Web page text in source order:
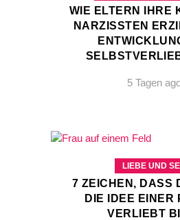
WIE ELTERN IHRE
NARZISSTEN
5 Tagen
LIEBE UND
7 ZEICHEN, DASS
DIE IDEE EINER
VERLIEBT